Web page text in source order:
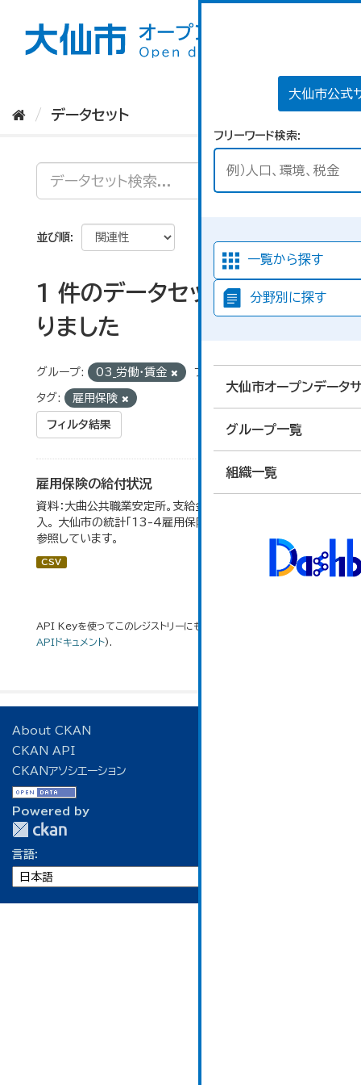
大仙市公式
フリーワード検索
一覧から探す
分野別に探す
大仙市オープンデータ
グループ一覧
組織一覧
データセット
並び順
1 件のデータセットが見つか
りました
グループ: 03_労働・賃金 フォーマット:
タグ: 雇用保険
フィルタ結果
雇用保険の給付状況
資料：大曲公共職業安定所。支給金額の千円未満は四捨五
入。 大仙市の統計「13-4雇用保険の給付状況」のデータを
参照しています。
CSV
API Keyを使ってこのレジストリーにもアクセス可能です
APIドキュメント).
About CKAN
CKAN API
CKANアソシエーション
Powered by
言語